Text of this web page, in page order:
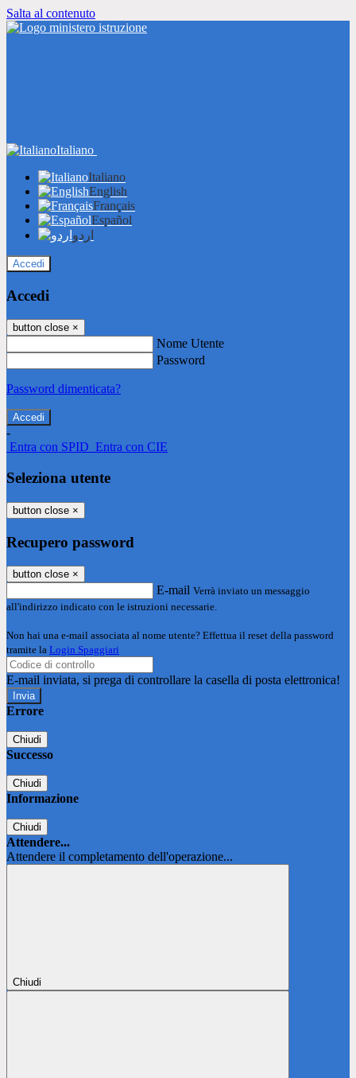
Salta al contenuto
Italiano
Italiano
English
Français
Español
اردو
Accedi
Accedi
button close ×
Nome Utente
Password
Password dimenticata?
-
Entra con SPID Entra con CIE
Seleziona utente
button close ×
Recupero password
button close ×
E-mail Verrà inviato un messaggio
all'indirizzo indicato con le istruzioni necessarie.
Non hai una e-mail associata al nome utente? Effettua il reset della password
tramite la Login Spaggiari
E-mail inviata, si prega di controllare la casella di posta elettronica!
Errore
Chiudi
Successo
Chiudi
Informazione
Chiudi
Attendere...
Attendere il completamento dell'operazione...
Chiudi